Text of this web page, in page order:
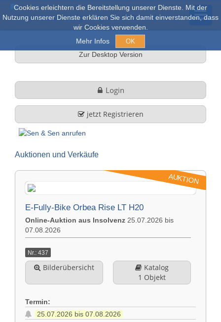
Cookies erleichtern die Bereitstellung unserer Dienste. Mit der
Nutzung unserer Dienste erklären Sie sich damit einverstanden, dass
wir Cookies verwenden.
Mehr Infos
OK
Online Auktionen
Firmenprofil
Leistungen
Kontakt
Impressum
Rechtliche Hinweise
English
Zur Desktop Version
Login
jetzt Registrieren
Auktionen und Verkäufe
AUKTION
E-Fully-Bike Orbea Rise LT H20
Online-Auktion aus Insolvenz 25.07.2026 bis
07.08.2026
Nr.: 437
Bilderübersicht
Katalog
1 Objekt
Termin:
25.07.2026 bis 07.08.2026